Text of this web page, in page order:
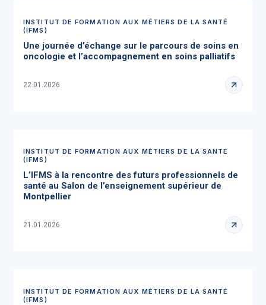
INSTITUT DE FORMATION AUX MÉTIERS DE LA SANTÉ
(IFMS)
Une journée d’échange sur le parcours de soins en
oncologie et l’accompagnement en soins palliatifs
22.01.2026
INSTITUT DE FORMATION AUX MÉTIERS DE LA SANTÉ
(IFMS)
L’IFMS à la rencontre des futurs professionnels de
santé au Salon de l’enseignement supérieur de
Montpellier
21.01.2026
INSTITUT DE FORMATION AUX MÉTIERS DE LA SANTÉ
(IFMS)